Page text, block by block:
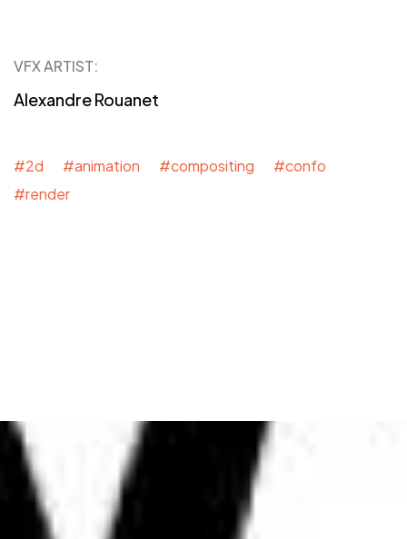
VFX ARTIST:
Alexandre Rouanet
#2d #animation #compositing #confo
#render